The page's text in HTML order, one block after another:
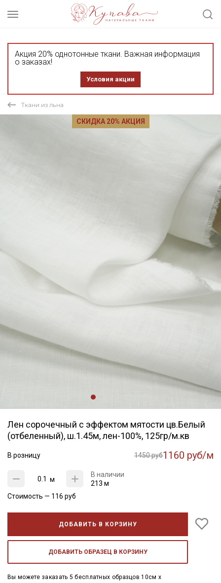
Акция 20% однотонные ткани. Важная информация
о заказах!
Условия акции
Ткани из льна
СКИДКА 20% АКЦИЯ
Лен сорочечный с эффектом мятости цв.Белый
(отбеленный), ш.1.45м, лен-100%, 125гр/м.кв
В розницу 1450 руб1160 руб/м
м
В наличии
213 м
Стоимость — 116 руб
ДОБАВИТЬ В КОРЗИНУ
ДОБАВИТЬ ОБРАЗЕЦ В КОРЗИНУ
Вы можете заказать 5 бесплатных образцов 10см x